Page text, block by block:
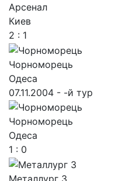
Арсенал
Киев
2 : 1
Чорноморець
Одеса
07.11.2004 - -й тур
Чорноморець
Одеса
1 : 0
Металлург З